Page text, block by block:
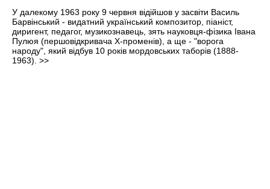
У далекому 1963 року 9 червня відійшов у засвіти Василь
Барвінський - видатний український композитор, піаніст,
диригент, педагог, музикознавець, зять науковця-фізика Івана
Пулюя (першовідкривача Х-променів), а ще - "ворога
народу", який відбув 10 років мордовських таборів (1888-
1963). >>